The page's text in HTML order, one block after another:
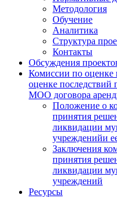
Методология
Обучение
Аналитика
Структура
Контакты
Обсуждения
Комиссии по оценке
оценке последствий
МОО договора
Положение о
принятия
ликвидации
учрежденийи
Заключения
принятия
ликвидации
учреждений
Ресурсы